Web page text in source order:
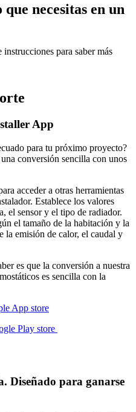
necesitas en un
para saber más
App
para tu próximo proyecto?
conversión sencilla con unos
acceder a otras herramientas
Establece los valores
el sensor y el tipo de radiador.
el tamaño de la habitación y la
la emisión de calor, el caudal y
es que la conversión a nuestra
es sencilla con la
App store
Play store
Diseñado para ganarse